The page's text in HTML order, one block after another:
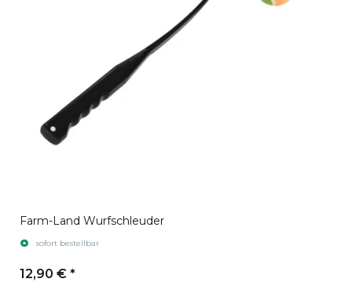
Farm-Land Wurfschleuder
sofort bestellbar
12,90 € *